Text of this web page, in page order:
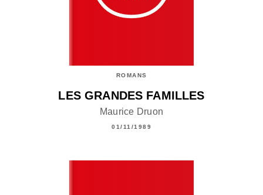
ROMANS
LES GRANDES FAMILLES
Maurice Druon
01/11/1989